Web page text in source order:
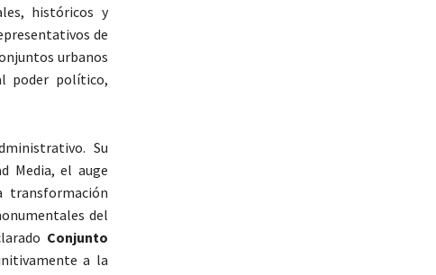
históricos y
de
urbanos
poder político,
Su
Media, el auge
transformación
del
Conjunto
a la